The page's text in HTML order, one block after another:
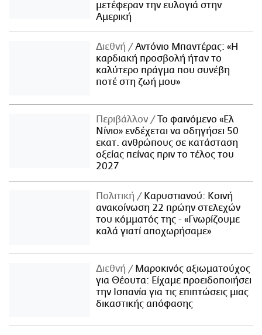
μετέφεραν την ευλογιά στην
Αμερική
Διεθνή
Αντόνιο Μπαντέρας: «Η
καρδιακή προσβολή ήταν το
καλύτερο πράγμα που συνέβη
ποτέ στη ζωή μου»
Περιβάλλον
Το φαινόμενο «Ελ
Νίνιο» ενδέχεται να οδηγήσει 50
εκατ. ανθρώπους σε κατάσταση
οξείας πείνας πριν το τέλος του
2027
Πολιτική
Καρυστιανού: Κοινή
ανακοίνωση 22 πρώην στελεχών
του κόμματός της - «Γνωρίζουμε
καλά γιατί αποχωρήσαμε»
Διεθνή
Μαροκινός αξιωματούχος
για Θέουτα: Είχαμε προειδοποιήσει
την Ισπανία για τις επιπτώσεις μιας
δικαστικής απόφασης